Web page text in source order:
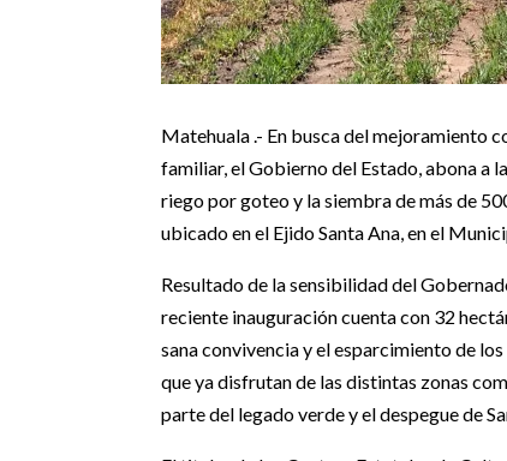
Matehuala .- En busca del mejoramiento
familiar, el Gobierno del Estado, abona a
riego por goteo y la siembra de más de
ubicado en el Ejido Santa Ana, en el
Resultado de la sensibilidad del
reciente inauguración cuenta con 32
sana convivencia y el esparcimiento de
que ya disfrutan de las distintas zonas
parte del legado verde y el despegue de